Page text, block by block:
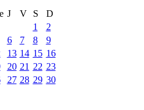
J V S
D
1
2
6 7 8
9
13 14 15 16
20 21 22 23
27 28 29 30